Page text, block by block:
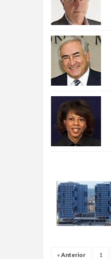
« Anterior 1